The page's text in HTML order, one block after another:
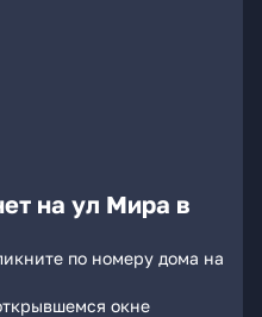
на ул Мира в
по номеру дома на
окне